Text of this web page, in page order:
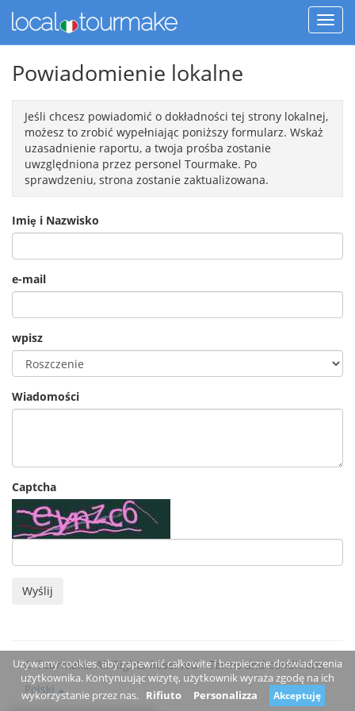
Powiadomienie lokalne
Jeśli chcesz powiadomić o dokładności tej strony lokalnej,
możesz to zrobić wypełniając poniższy formularz. Wskaż
uzasadnienie raportu, a twoja prośba zostanie
uwzględniona przez personel Tourmake. Po
sprawdzeniu, strona zostanie zaktualizowana.
Imiȩ i Nazwisko
e-mail
wpisz
Wiadomości
Captcha
Wyślij
© Tourmake. All Rights Reserved -Terms and conditions
Polski
Używamy cookies, aby zapewnić całkowite i bezpieczne doświadczenia
użytkownika. Kontynuując wizytę, użytkownik wyraża zgodę na ich
wykorzystanie przez nas. Rifiuto Personalizza Akceptuję